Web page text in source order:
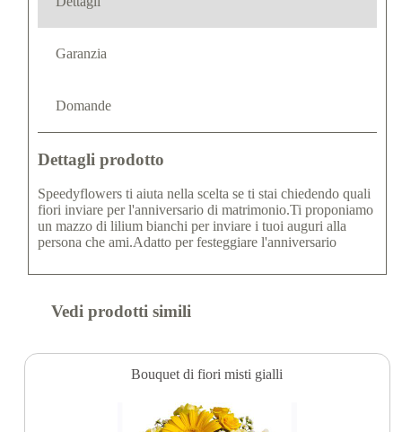
Garanzia
Domande
Dettagli prodotto
Speedyflowers ti aiuta nella scelta se ti stai chiedendo quali
fiori inviare per l'anniversario di matrimonio.Ti proponiamo
un mazzo di lilium bianchi per inviare i tuoi auguri alla
persona che ami.Adatto per festeggiare l'anniversario
Vedi prodotti simili
Bouquet di fiori misti gialli